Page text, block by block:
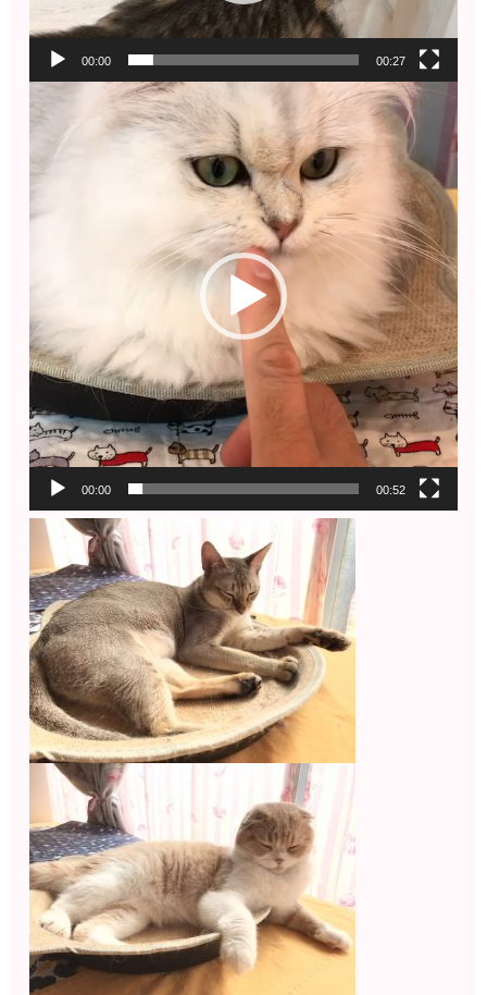
00:00 00:27
動
画
プ
ー
00:00 00:52